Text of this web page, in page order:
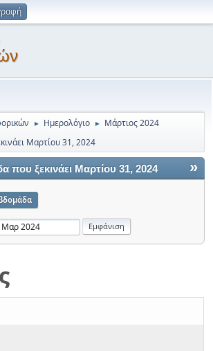
► Ημερολόγιο ► Μάρτιος 2024
Μαρτίου 31, 2024
»
που ξεκινάει Μαρτίου 31, 2024